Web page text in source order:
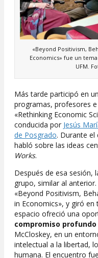
«Beyond Positivism,
Economics» fue un
UFM.
Más tarde participó en
programas, profesores
«Rethinking Economic
conducida por Jesús
de Posgrado. Durante
habló sobre las ideas
Works.
Después de esa sesión,
grupo, similar al
«Beyond Positivism,
in Economics», y giró
espacio ofreció una
compromiso
McCloskey, en un
intelectual a la libertad,
humana. El encuentro